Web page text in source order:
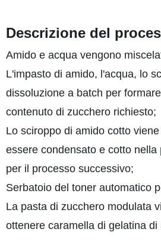
Descrizione del
Amido e acqua vengono
L'impasto di amido, l'acqua, lo
dissoluzione a batch per
contenuto di zucchero richiesto;
Lo sciroppo di amido cotto
essere condensato e cotto
per il processo successivo;
Serbatoio del toner automatico
La pasta di zucchero modulata
ottenere caramella di gelatina